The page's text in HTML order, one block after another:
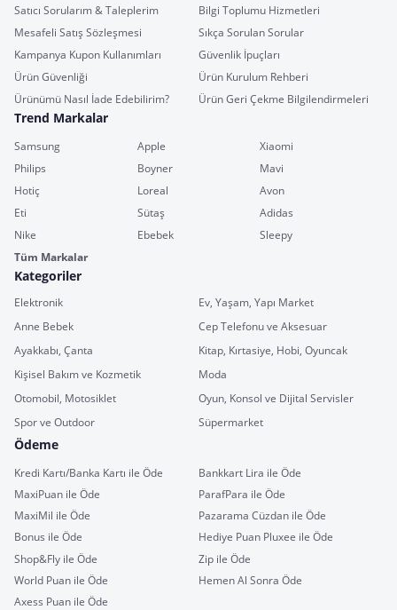
Satıcı Sorularım & Taleplerim
Bilgi Toplumu Hizmetleri
Mesafeli Satış Sözleşmesi
Sıkça Sorulan Sorular
Kampanya Kupon Kullanımları
Güvenlik İpuçları
Ürün Güvenliği
Ürün Kurulum Rehberi
Ürünümü Nasıl İade Edebilirim?
Ürün Geri Çekme Bilgilendirmeleri
Trend Markalar
Samsung Apple
Xiaomi
Philips
Boyner
Mavi
Hotiç
Loreal
Avon
Eti
Sütaş
Adidas
Nike
Ebebek
Sleepy
Tüm Markalar
Kategoriler
Elektronik
Ev, Yaşam, Yapı Market
Anne Bebek
Cep Telefonu ve Aksesuar
Ayakkabı, Çanta
Kitap, Kırtasiye, Hobi, Oyuncak
Kişisel Bakım ve Kozmetik
Moda
Otomobil, Motosiklet
Oyun, Konsol ve Dijital Servisler
Spor ve Outdoor
Süpermarket
Ödeme
Kredi Kartı/Banka Kartı ile Öde
Bankkart Lira ile Öde
MaxiPuan ile Öde
ParafPara ile Öde
MaxiMil ile Öde
Pazarama Cüzdan ile Öde
Bonus ile Öde
Hediye Puan Pluxee ile Öde
Shop&Fly ile Öde
Zip ile Öde
World Puan ile Öde
Hemen Al Sonra Öde
Axess Puan ile Öde